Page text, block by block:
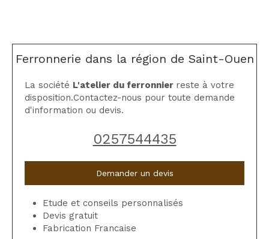
Ferronnerie dans la région de Saint-Ouen
La société L'atelier du ferronnier reste à votre
disposition.Contactez-nous pour toute demande
d'information ou devis.
0257544435
Demander un devis
Etude et conseils personnalisés
Devis gratuit
Fabrication Francaise